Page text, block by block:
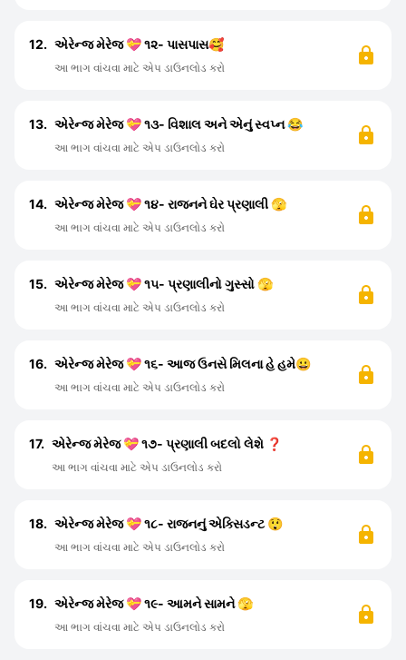
12. એરેન્જ મેરેજ 💝 ૧૨- પાસપાસ🥰
આ ભાગ વાંચવા માટે એપ ડાઉનલોડ કરો
13. એરેન્જ મેરેજ 💝 ૧૩- વિશાલ અને એનું સ્વપ્ન 😂
આ ભાગ વાંચવા માટે એપ ડાઉનલોડ કરો
14. એરેન્જ મેરેજ 💝 ૧૪- રાજનને ઘેર પ્રણાલી 🫣
આ ભાગ વાંચવા માટે એપ ડાઉનલોડ કરો
15. એરેન્જ મેરેજ 💝 ૧૫- પ્રણાલીનો ગુસ્સો 🫣
આ ભાગ વાંચવા માટે એપ ડાઉનલોડ કરો
16. એરેન્જ મેરેજ 💝 ૧૬- આજ ઉનસે મિલના હે હમે😀
આ ભાગ વાંચવા માટે એપ ડાઉનલોડ કરો
17. એરેન્જ મેરેજ 💝 ૧૭- પ્રણાલી બદલો લેશે ❓
આ ભાગ વાંચવા માટે એપ ડાઉનલોડ કરો
18. એરેન્જ મેરેજ 💝 ૧૮- રાજનનું એક્સિડન્ટ 😲
આ ભાગ વાંચવા માટે એપ ડાઉનલોડ કરો
19. એરેન્જ મેરેજ 💝 ૧૯- આમને સામને 🫣
આ ભાગ વાંચવા માટે એપ ડાઉનલોડ કરો